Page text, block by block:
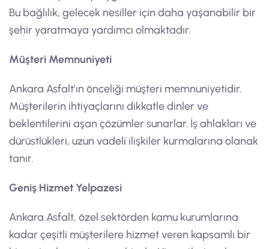
Bu bağlılık, gelecek nesiller için daha yaşanabilir bir
şehir yaratmaya yardımcı olmaktadır.
Müşteri Memnuniyeti
Ankara Asfalt’ın önceliği müşteri memnuniyetidir.
Müşterilerin ihtiyaçlarını dikkatle dinler ve
beklentilerini aşan çözümler sunarlar. İş ahlakları ve
dürüstlükleri, uzun vadeli ilişkiler kurmalarına olanak
tanır.
Geniş Hizmet Yelpazesi
Ankara Asfalt, özel sektörden kamu kurumlarına
kadar çeşitli müşterilere hizmet veren kapsamlı bir